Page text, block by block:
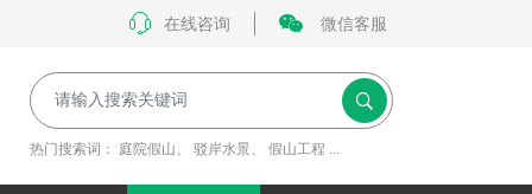
在线咨询 微信客服
热门搜索词： 庭院假山、 驳岸水景、 假山工程 ...